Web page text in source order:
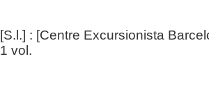
[S.l.] : [Centre Excursionista
1 vol.